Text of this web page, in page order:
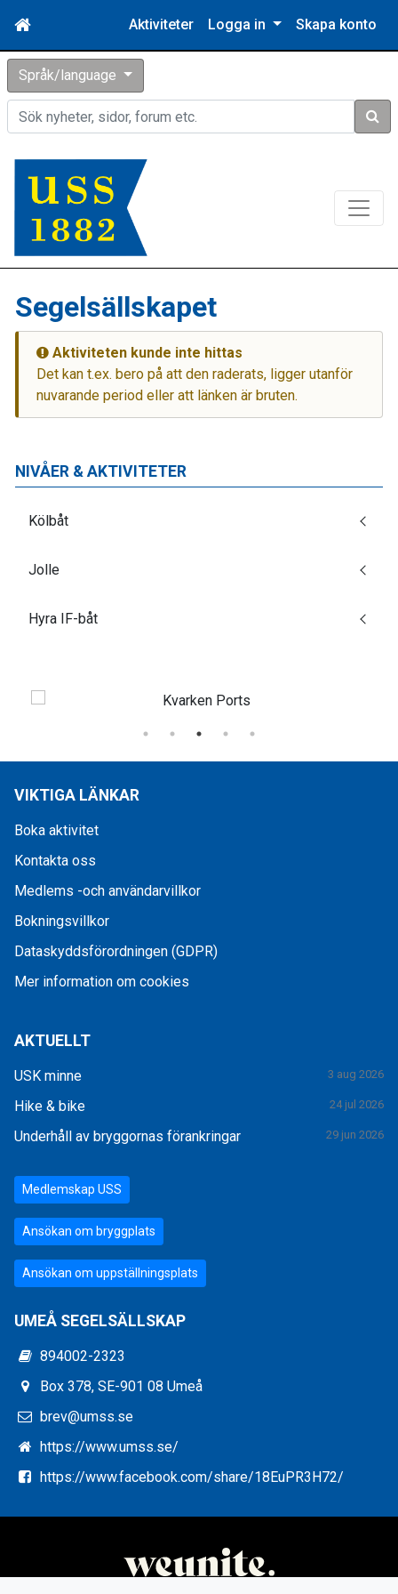
Aktiviteter Logga in Skapa konto
Språk/language
Sök
Segelsällskapet
Aktiviteten kunde inte hittas
Det kan t.ex. bero på att den raderats, ligger utanför
nuvarande period eller att länken är bruten.
NIVÅER & AKTIVITETER
Kölbåt
Jolle
Hyra IF-båt
VIKTIGA LÄNKAR
Boka aktivitet
Kontakta oss
Medlems -och användarvillkor
Bokningsvillkor
Dataskyddsförordningen (GDPR)
Mer information om cookies
AKTUELLT
USK minne 3 aug 2026
Hike & bike 24 jul 2026
Underhåll av bryggornas förankringar 29 jun 2026
Medlemskap USS
Ansökan om bryggplats
Ansökan om uppställningsplats
UMEÅ SEGELSÄLLSKAP
894002-2323
Box 378, SE-901 08 Umeå
brev@umss.se
https://www.umss.se/
https://www.facebook.com/share/18EuPR3H72/